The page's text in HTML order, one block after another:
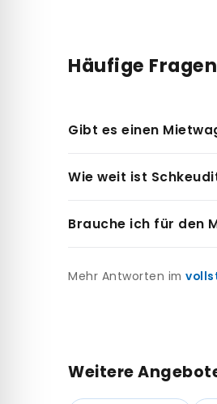
Häufige
Gibt es einen
nächste Station in
Wie weit ist
Brauche ich für den
Mehr Antworten im
Weitere